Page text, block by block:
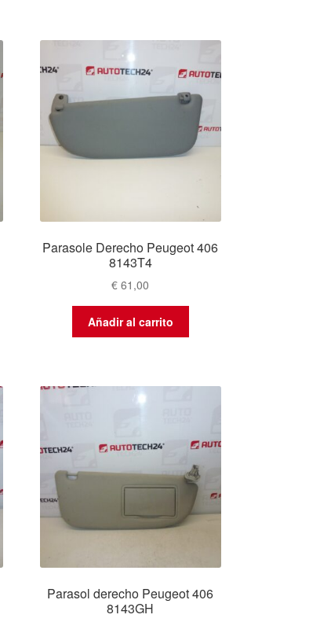
Parasole Derecho Peugeot 406
8143T4
€ 61,00
Añadir al carrito
Parasol derecho Peugeot 406
8143GH